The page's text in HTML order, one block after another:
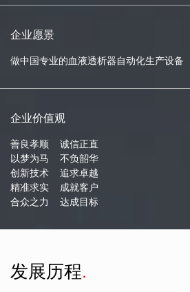
企业愿景
做中国专业的血液透析器自动化生产设备
企业价值观
善良孝顺    诚信正直
以梦为马    不负韶华
创新技术    追求卓越
精准求实    成就客户
合众之力    达成目标
发展历程.